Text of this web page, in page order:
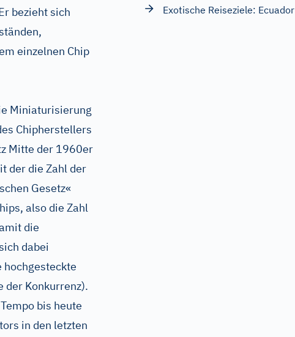
bezieht sich
einzelnen Chip
Miniaturisierung
Chipherstellers
Mitte der 1960er
der die Zahl der
Gesetz«
also die Zahl
die
dabei
hochgesteckte
der Konkurrenz).
bis heute
in den letzten
Exotische Reiseziele: Ecuador